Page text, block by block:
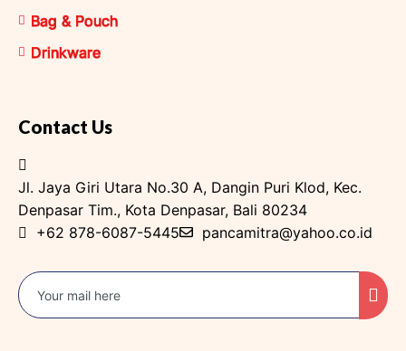
Bag & Pouch
Drinkware
Contact Us
Jl. Jaya Giri Utara No.30 A, Dangin Puri Klod, Kec.
Denpasar Tim., Kota Denpasar, Bali 80234
+62 878-6087-5445
pancamitra@yahoo.co.id